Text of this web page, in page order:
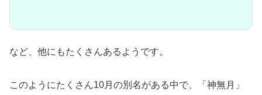
など、他にもたくさんあるようです。
このようにたくさん10月の別名がある中で、「神無月」